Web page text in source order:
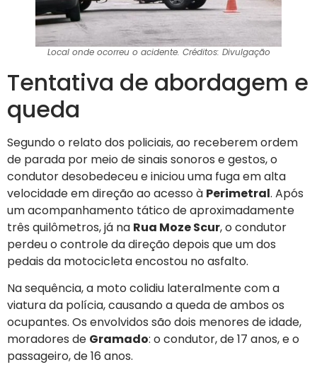
Local onde ocorreu o acidente. Créditos: Divulgação
Tentativa de abordagem e
queda
Segundo o relato dos policiais, ao receberem ordem
de parada por meio de sinais sonoros e gestos, o
condutor desobedeceu e iniciou uma fuga em alta
velocidade em direção ao acesso à Perimetral. Após
um acompanhamento tático de aproximadamente
três quilômetros, já na Rua Moze Scur, o condutor
perdeu o controle da direção depois que um dos
pedais da motocicleta encostou no asfalto.
Na sequência, a moto colidiu lateralmente com a
viatura da polícia, causando a queda de ambos os
ocupantes. Os envolvidos são dois menores de idade,
moradores de Gramado: o condutor, de 17 anos, e o
passageiro, de 16 anos.